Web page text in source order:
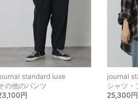
standard luxe
の他のパンツ
円
journal
シャツ・
25,300円